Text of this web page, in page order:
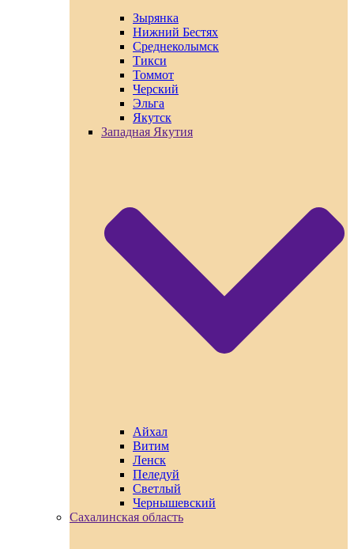
Зырянка
Нижний Бестях
Среднеколымск
Тикси
Томмот
Черский
Эльга
Якутск
Западная Якутия
Айхал
Витим
Ленск
Пеледуй
Светлый
Чернышевский
Сахалинская область